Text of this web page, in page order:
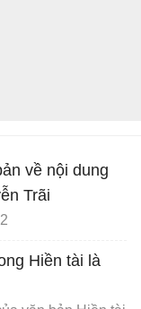
về nội dung
Trãi
Hiền tài là